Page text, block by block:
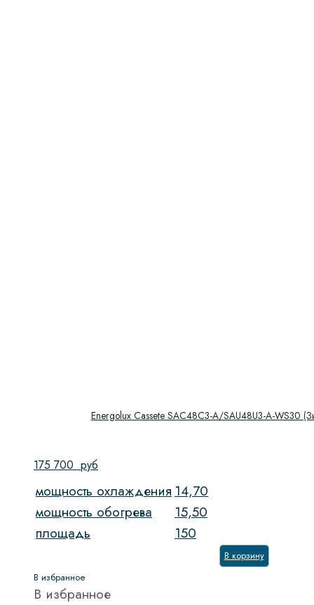
Energolux Cassete SAC48C3-A/SAU48U3-A-WS30
175 700 руб
мощность охлаждения14,70
мощность обогрева
15,50
площадь
150
В корзину
В избранное
В избранное